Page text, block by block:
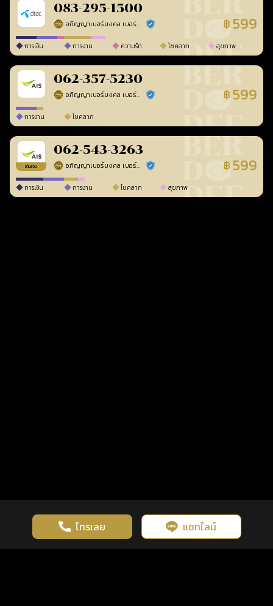
083-295-1500
อภิญญาเบอร์มงคล เบอร์สวยเลขศาสตร์ ร้านยืนยันแล้ว ฿ 599
การเงิน การงาน ความรัก โชคลาภ สุขภาพ
062-357-5230
อภิญญาเบอร์มงคล เบอร์สวยเลขศาสตร์ ร้านยืนยันแล้ว ฿ 599
การงาน โชคลาภ
เติมเงิน
062-543-3263
อภิญญาเบอร์มงคล เบอร์สวยเลขศาสตร์ ร้านยืนยันแล้ว ฿ 599
การเงิน การงาน โชคลาภ สุขภาพ
โทรเลย แชทไลน์
เว็บไซต์นี้มีการใช้งานคุกกี้ เพื่อเพิ่มประสิทธิภาพและประสบการณ์ที่ดี
ในการใช้งานเว็บไซต์ นโยบายความเป็นส่วนตัว
รู้ก่อน พร้อมกว่า ทุกจังหวะชีวิต คลิกดูดวงฟรี